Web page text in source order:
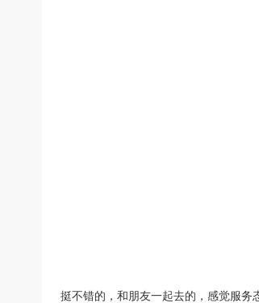
挺不错的，和朋友一起去的，感觉服务